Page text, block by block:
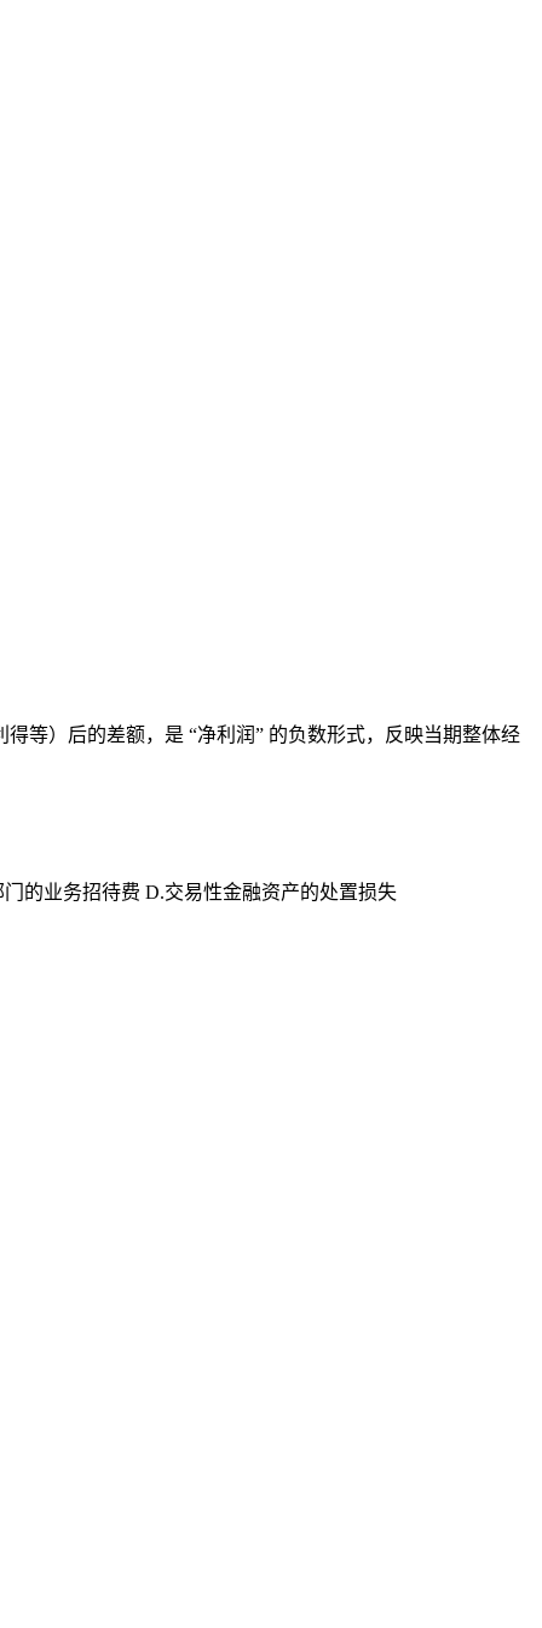
等）后的差额，是 “净利润” 的负数形式，反映当期整体经
的业务招待费 D.交易性金融资产的处置损失